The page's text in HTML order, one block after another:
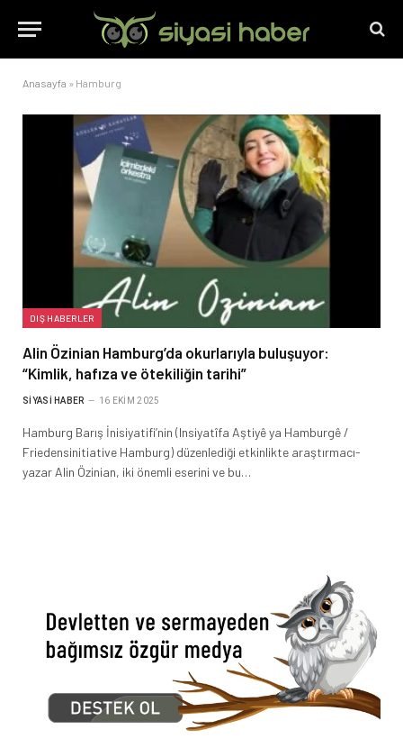
Anasayfa » Hamburg
DIŞ HABERLER
Alin Özinian Hamburg’da okurlarıyla buluşuyor:
“Kimlik, hafıza ve ötekiliğin tarihi”
SIYASI HABER 16 EKIM 2025
Hamburg Barış İnisiyatifi’nin (Insiyatîfa Aştiyê ya Hamburgê /
Friedensinitiative Hamburg) düzenlediği etkinlikte araştırmacı-
yazar Alin Özinian, iki önemli eserini ve bu…